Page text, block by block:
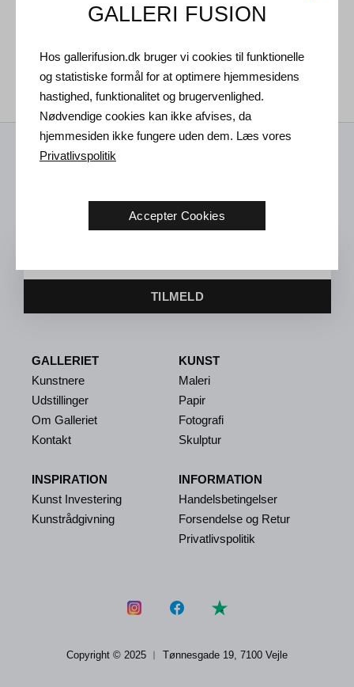
2005.130 x 130 cm
Solgt
Modtag nyheder fra os
arrangementer i Vejle galleriet.
TILMELD
GALLERIET
Kunstnere
Udstillinger
Om Galleriet
Kontakt
INSPIRATION
Kunst Investering
Kunstrådgivning
KUNST
Maleri
Papir
Fotografi
Skulptur
INFORMATION
Handelsbetingelser
Forsendelse og Retur
Privatlivspolitik
Copyright © 2025 ︱ Tønnesgade 19, 7100 Vejle
GALLERI FUSION
Hos gallerifusion.dk bruger vi cookies til funktionelle
og statistiske formål for at optimere hjemmesidens
hastighed, funktionalitet og brugervenlighed.
Nødvendige cookies kan ikke afvises, da
hjemmesiden ikke fungere uden dem. Læs vores
Privatlivspolitik
Accepter Cookies